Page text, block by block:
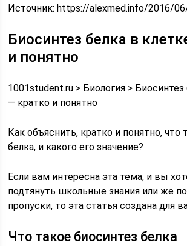
Источник:https://alexmed.info/2016/
Биосинтез белка в
и понятно
1001student.ru > Биология >
— кратко и понятно
Как объяснить, кратко и понятно, что
белка, и какого его значение?
Если вам интересна эта тема, и вы
подтянуть школьные знания или же
пропуски, то эта статья создана для
Что такое биосинтез белка